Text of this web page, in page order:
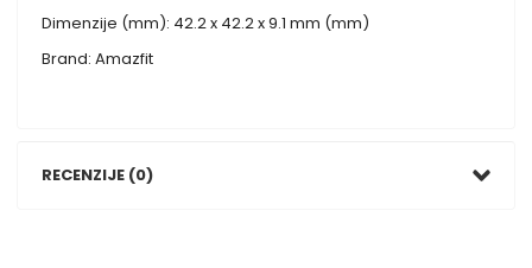
Dimenzije (mm): 42.2 x 42.2 x 9.1 mm (mm)
Brand: Amazfit
RECENZIJE (0)